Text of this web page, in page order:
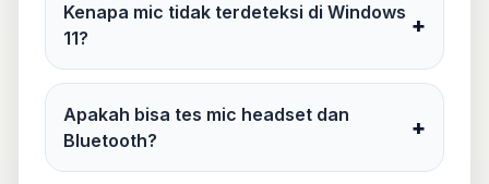
Kenapa mic tidak terdeteksi di Windows
11?
+
Apakah bisa tes mic headset dan
Bluetooth?
+